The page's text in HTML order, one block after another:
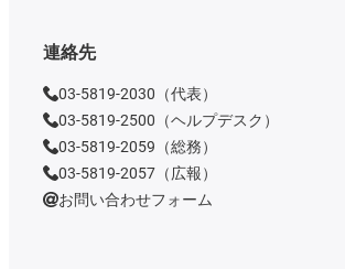
連絡先
03-5819-2030（代表）
03-5819-2500（ヘルプデスク）
03-5819-2059（総務）
03-5819-2057（広報）
お問い合わせフォーム